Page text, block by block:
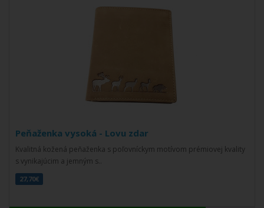
Peňaženka vysoká - Lovu zdar
Kvalitná kožená peňaženka s poľovníckym motívom prémiovej kvality
s vynikajúcim a jemným s..
27,70€